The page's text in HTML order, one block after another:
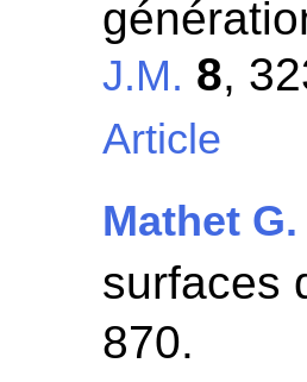
J.M. 8,
Article
Mathet G.
surfaces
870.